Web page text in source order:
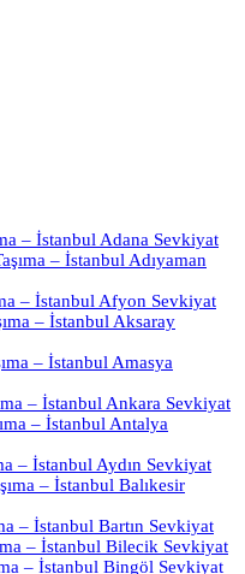
– İstanbul Adana Sevkiyat
– İstanbul Adıyaman
– İstanbul Afyon Sevkiyat
– İstanbul Aksaray
– İstanbul Amasya
– İstanbul Ankara Sevkiyat
– İstanbul Antalya
– İstanbul Aydın Sevkiyat
– İstanbul Balıkesir
– İstanbul Bartın Sevkiyat
– İstanbul Bilecik Sevkiyat
– İstanbul Bingöl Sevkiyat